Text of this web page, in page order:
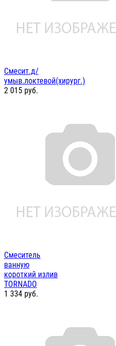
Смесит.д/
умыв.локтевой(хирург.)
2 015 руб.
Смеситель
ванную
короткий излив
TORNADO
1 334 руб.